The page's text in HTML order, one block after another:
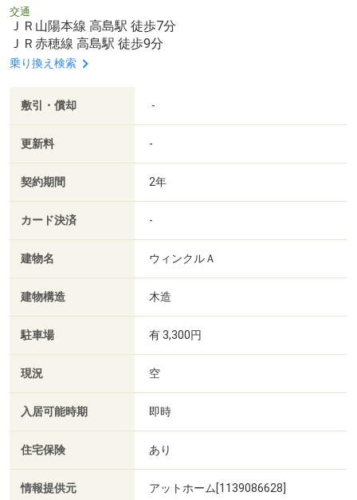
交通
ＪＲ山陽本線 高島駅 徒歩7分
ＪＲ赤穂線 高島駅 徒歩9分
乗り換え検索
敷引・償却 -
更新料 -
契約期間 2年
カード決済 -
建物名 ウィンクルＡ
建物構造 木造
駐車場 有 3,300円
現況 空
入居可能時期 即時
住宅保険 あり
情報提供元 アットホーム[1139086628]